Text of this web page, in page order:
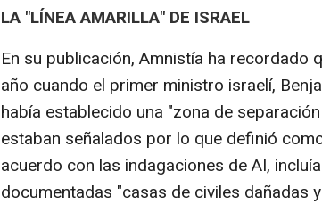
LA "LÍNEA AMARILLA" DE ISRAEL
En su publicación, Amnistía ha recordado
año cuando el primer ministro israelí,
había establecido una "zona de
estaban señalados por lo que definió
acuerdo con las indagaciones de AI,
documentadas "casas de civiles dañadas